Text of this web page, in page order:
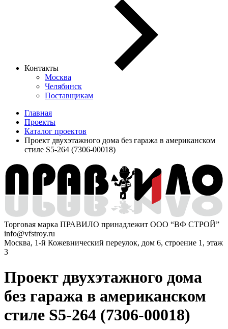
Контакты
Москва
Челябинск
Поставщикам
Главная
Проекты
Каталог проектов
Проект двухэтажного дома без гаража в американском
стиле S5-264 (7306-00018)
Торговая марка ПРАВИЛО принадлежит ООО “ВФ СТРОЙ”
info@vfstroy.ru
Москва, 1-й Кожевнический переулок, дом 6, строение 1, этаж
3
Проект двухэтажного дома
без гаража в американском
стиле S5-264 (7306-00018)